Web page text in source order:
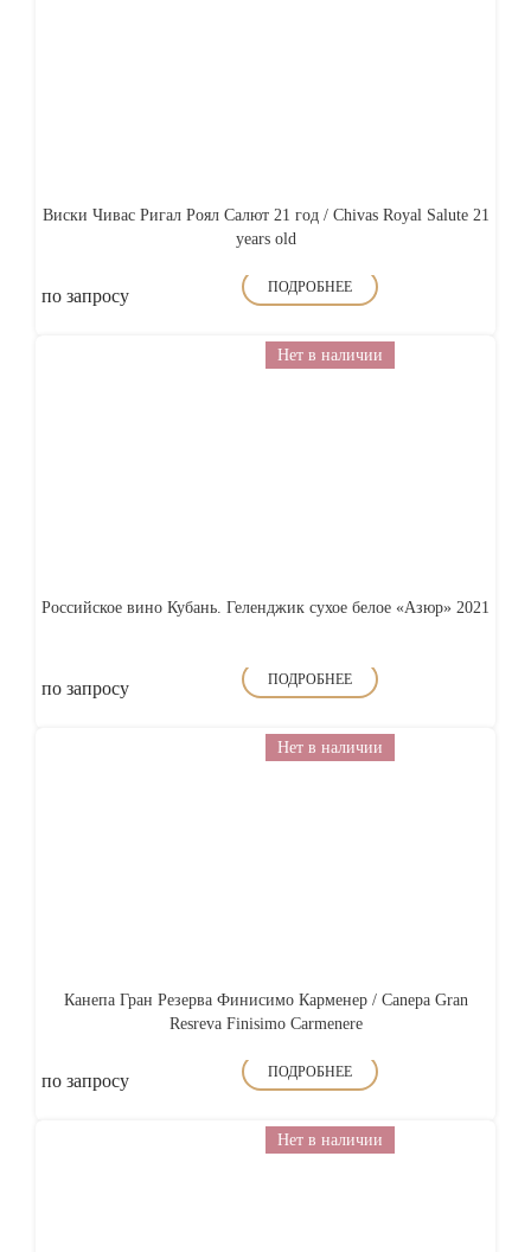
Виски Чивас Ригал Роял Салют 21 год / Chivas Royal Salute 21
years old
по запросу ПОДРОБНЕЕ
Нет в наличии
Российское вино Кубань. Геленджик сухое белое «Азюр» 2021
по запросу ПОДРОБНЕЕ
Нет в наличии
Канепа Гран Резерва Финисимо Карменер / Canepa Gran
Resreva Finisimo Carmenere
по запросу ПОДРОБНЕЕ
Нет в наличии